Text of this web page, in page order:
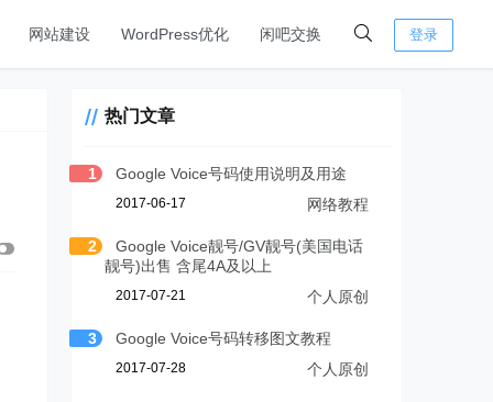
网站建设 WordPress优化 闲吧交换 登录
热门文章
1 Google Voice号码使用说明及用途
2017-06-17 网络教程
2
Google Voice靓号/GV靓号(美国电话
靓号)出售 含尾4A及以上
2017-07-21 个人原创
3 Google Voice号码转移图文教程
2017-07-28 个人原创